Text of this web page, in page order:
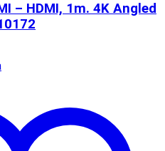
– HDMI, 1m. 4K Angled